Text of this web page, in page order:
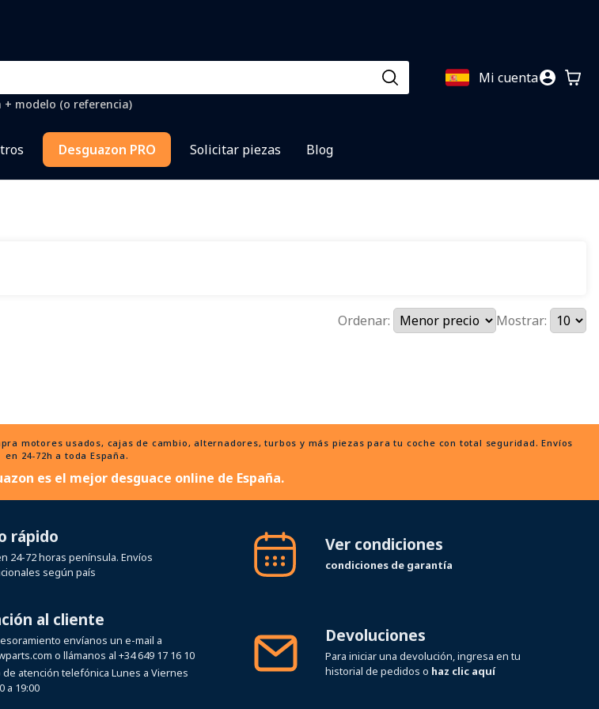
+ modelo (o referencia)
Mi cuenta
Desguazon PRO Solicitar piezas Blog
Ordenar: Mostrar:
motores usados, cajas de cambio, alternadores, turbos y más piezas para tu coche con total seguridad. Envíos
en 24-72h a toda España.
es el mejor desguace online de España.
rápido
24-72 horas península. Envíos
según país
Ver condiciones
condiciones de garantía
al cliente
envíanos un e-mail a
o llámanos al +34 649 17 16 10
de atención telefónica Lunes a Viernes
a 19:00
Devoluciones
Para iniciar una devolución, ingresa en tu
historial de pedidos o haz clic aquí